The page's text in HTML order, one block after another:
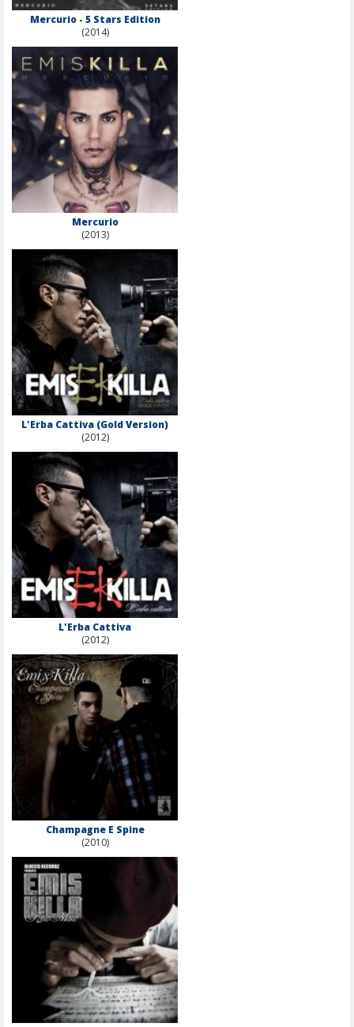
Mercurio - 5 Stars Edition
(2014)
Mercurio
(2013)
L'Erba Cattiva (Gold Version)
(2012)
L'Erba Cattiva
(2012)
Champagne E Spine
(2010)